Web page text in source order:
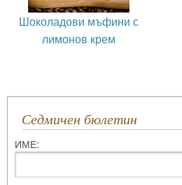
Шоколадови мъфини с
лимонов крем
Седмичен бюлетин
ИМЕ: